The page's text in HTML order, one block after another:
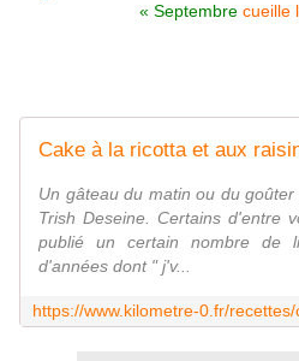
« Septembre cueille
Cake à la ricotta et aux
Un gâteau du matin ou du
Trish Deseine. Certains d'entre
publié un certain nombre de
d'années dont " j'v...